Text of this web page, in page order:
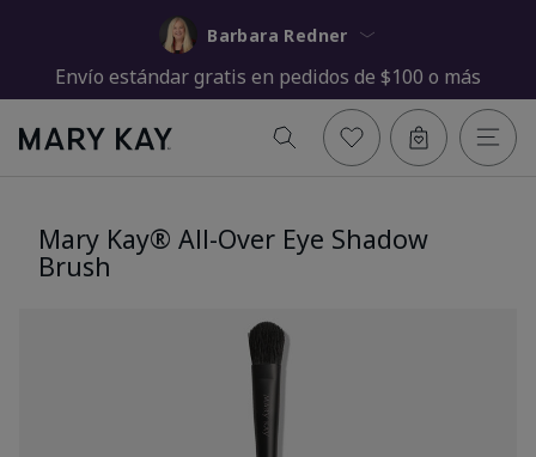
Barbara Redner
Envío estándar gratis en pedidos de $100 o más
Mary Kay® All-Over Eye Shadow
Brush